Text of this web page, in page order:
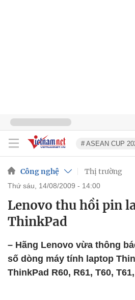
# ASEAN CUP
Công nghệ Thị trường
thứ sáu, 14/08/2009 - 14:00
Lenovo thu hồi pin
ThinkPad
– Hãng Lenovo vừa thông
số dòng máy tính laptop
ThinkPad R60, R61, T60,